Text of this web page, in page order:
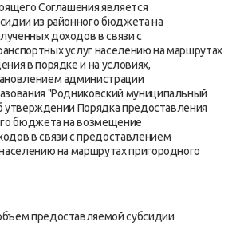
Соглашения является
из районного бюджета на
доходов в связи с
услуг населению на маршрутах
в порядке и на условиях,
администрации
"Родниковский муниципальный
утверждении Порядка предоставления
бюджета на возмещение
в связи с предоставлением
на маршрутах пригородного
предоставляемой субсидии